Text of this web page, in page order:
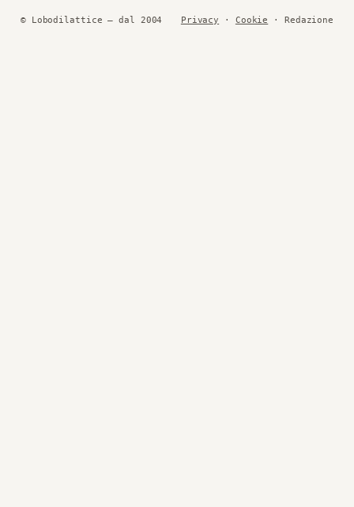
© Lobodilattice — dal 2004 Privacy · Cookie · Redazione